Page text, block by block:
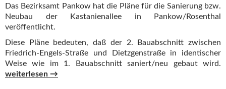
Das Bezirksamt Pankow hat die Pläne für die Sanierung bzw.
Neubau der Kastanienallee in Pankow/Rosenthal
veröffentlicht.
Diese Pläne bedeuten, daß der 2. Bauabschnitt zwischen
Friedrich-Engels-Straße und Dietzgenstraße in identischer
Weise wie im 1. Bauabschnitt saniert/neu gebaut wird.
Kastanienallee ohne Kastanien und Parkplätze ? – Pläne
weiterlesen →